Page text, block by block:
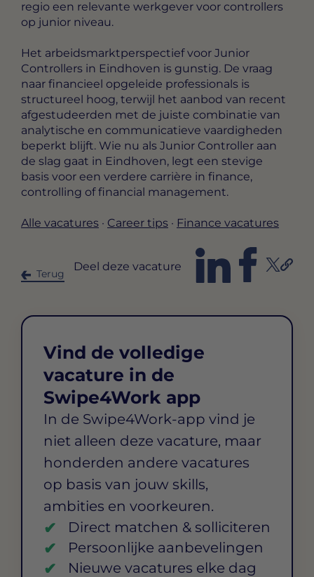
regio een relevante werkgever voor controllers
op junior niveau.
Het arbeidsmarktperspectief voor Junior
Controllers in Eindhoven is gunstig. De vraag
naar financieel opgeleide professionals is
structureel hoog, terwijl het aanbod van recent
afgestudeerden met de juiste combinatie van
analytische en communicatieve vaardigheden
beperkt blijft. Wie nu als Junior Controller aan
de slag gaat in Eindhoven, legt een stevige
basis voor een verdere carrière in finance,
controlling of financial management.
Alle vacatures · Career tips · Finance vacatures
Terug
Deel deze vacature
Vind de volledige
vacature in de
Swipe4Work app
In de Swipe4Work-app vind je
niet alleen deze vacature, maar
honderden andere vacatures
op basis van jouw skills,
ambities en voorkeuren.
Direct matchen & solliciteren
Persoonlijke aanbevelingen
Nieuwe vacatures elke dag